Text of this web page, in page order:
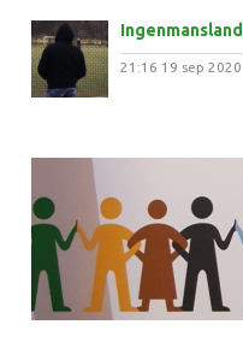
Ingenmansland
21:16 19 sep 2020